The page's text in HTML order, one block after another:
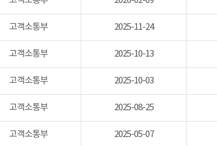
고객소통부 2025-11-24
고객소통부 2025-10-13
고객소통부 2025-10-03
고객소통부 2025-08-25
고객소통부 2025-05-07